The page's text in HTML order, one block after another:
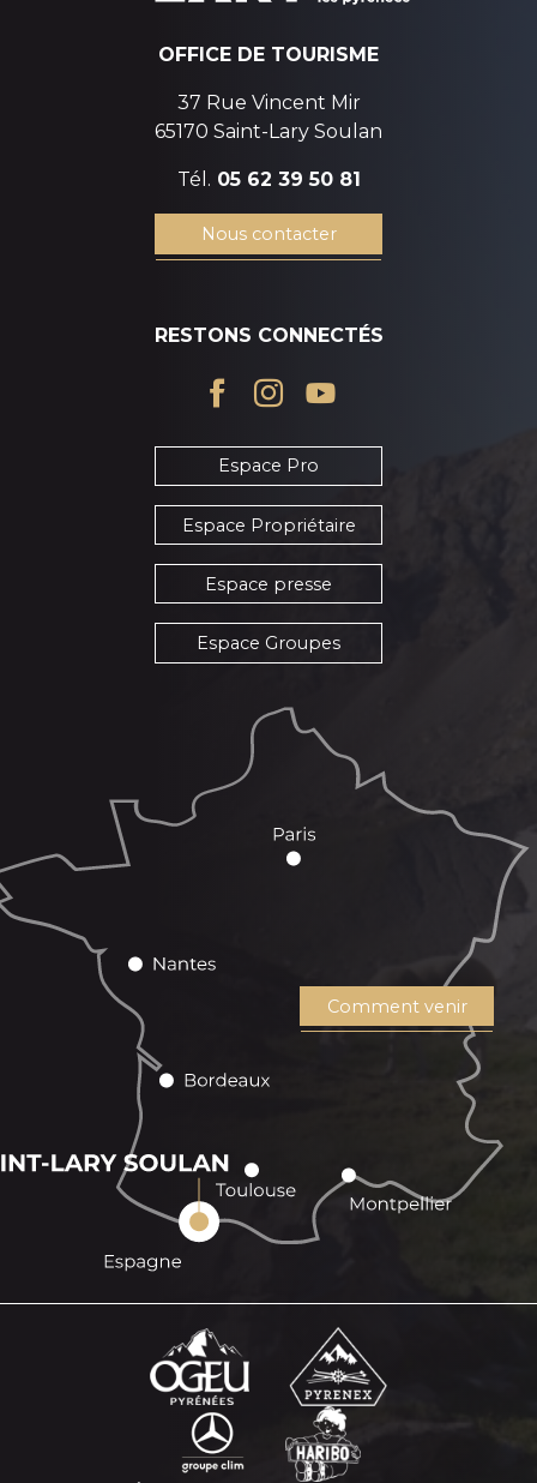
OFFICE DE TOURISME
37 Rue Vincent Mir
65170 Saint-Lary Soulan
Tél. 05 62 39 50 81
Nous contacter
RESTONS CONNECTÉS
Espace Pro
Espace Propriétaire
Espace presse
Espace Groupes
Comment venir